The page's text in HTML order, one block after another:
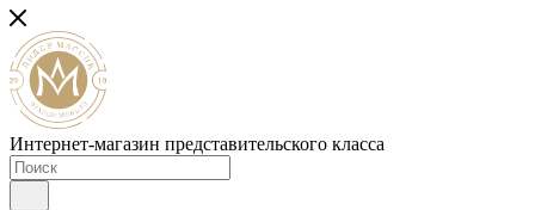
Интернет-магазин представительского класса